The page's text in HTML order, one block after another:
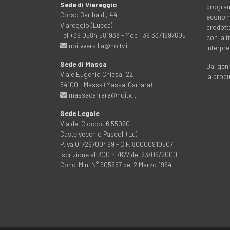
Sede di Viareggio
Corso Garibaldi, 44
Viareggio (Lucca)
Tel +39 0584 581938 - Mob +39 3371697605
noitvversilia@noitv.it
Sede di Massa
Viale Eugenio Chiesa, 22
54100 - Massa (Massa-Carrara)
massacarrara@noitv.it
Sede Legale
Via del Ciocco, 6 55020
Castelvecchio Pascoli (Lu)
P.iva 01726700469 - C.F. 80000910507
Iscrizione al ROC n.7677 del 23/09/2000
Conc. Min. N° 905667 del 2 Marzo 1994
con la
Dal
la